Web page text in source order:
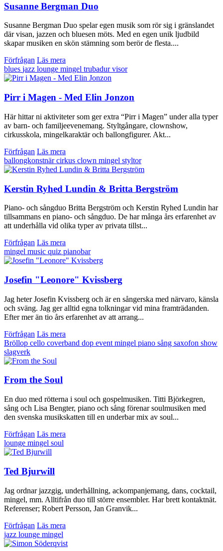
Susanne Bergman Duo
Susanne Bergman Duo spelar egen musik som rör sig i gränslandet
där visan, jazzen och bluesen möts. Med en egen unik ljudbild
skapar musiken en skön stämning som berör de flesta....
Förfrågan Läs mera
blues jazz lounge mingel trubadurvisor
Pirr i Magen - Med Elin Jonzon
Här hittar ni aktiviteter som ger extra “Pirr i Magen” under alla typer
av barn- och familjeevenemang. Styltgångare, clownshow,
cirkusskola, mingelkaraktär och ballongfigurer. Akt...
Förfrågan Läs mera
ballongkonstnärcirkus clown mingel styltor
Kerstin Ryhed Lundin & Britta Bergström
Piano- och sångduo Britta Bergström och Kerstin Ryhed Lundin har
tillsammans en piano- och sångduo. De har många års erfarenhet av
att underhålla vid olika typer av privata tillst...
Förfrågan Läs mera
mingel music quiz pianobar
Josefin "Leonore" Kvissberg
Jag heter Josefin Kvissberg och är en sångerska med närvaro, känsla
och sväng. Jag ger alltid egna tolkningar vid mina framträdanden.
Efter mer än tio års erfarenhet av att arrang...
Förfrågan Läs mera
Bröllop cello coverband dop event mingel piano sång saxofon show
slagverk
From the Soul
En duo med rötterna i soul och gospelmusiken. Titti Björkegren,
sång och Lisa Bengter, piano och sång förenar soulmusiken med
den svenska musikskatten till en underbar mix av soul...
Förfrågan Läs mera
lounge mingel soul
Ted Bjurwill
Jag ordnar jazzgig, underhållning, ackompanjemang, dans, cocktail,
mingel, mm. Alltifrån duo till större ensembler. Har brett kontaktnät.
Referenser; Robert Persson, Jan Granvik...
Förfrågan Läs mera
jazz lounge mingel